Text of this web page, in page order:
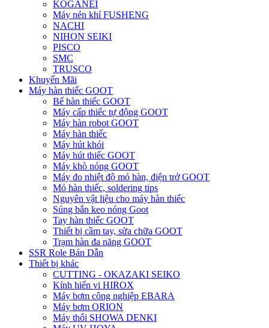
KOGANEI
Máy nén khí FUSHENG
NACHI
NIHON SEIKI
PISCO
SMC
TRUSCO
Khuyến Mãi
Máy hàn thiếc GOOT
Bể hàn thiếc GOOT
Máy cấp thiếc tự động GOOT
Máy hàn robot GOOT
Máy hàn thiếc
Máy hút khói
Máy hút thiếc GOOT
Máy khò nóng GOOT
Máy đo nhiệt độ mỏ hàn, điện trở GOOT
Mỏ hàn thiếc, soldering tips
Nguyên vật liệu cho máy hàn thiếc
Súng bắn keo nóng Goot
Tay hàn thiếc GOOT
Thiết bị cầm tay, sửa chữa GOOT
Trạm hàn đa năng GOOT
SSR Role Bán Dẫn
Thiết bị khác
CUTTING - OKAZAKI SEIKO
Kính hiển vi HIROX
Máy bơm công nghiệp EBARA
Máy bơm ORION
Máy thổi SHOWA DENKI